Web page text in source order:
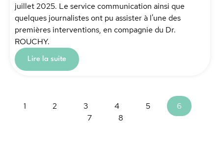
juillet 2025. Le service communication ainsi que
quelques journalistes ont pu assister à l'une des
premières interventions, en compagnie du Dr.
ROUCHY.
Lire la suite
1 2 3 4 5
6
7
8